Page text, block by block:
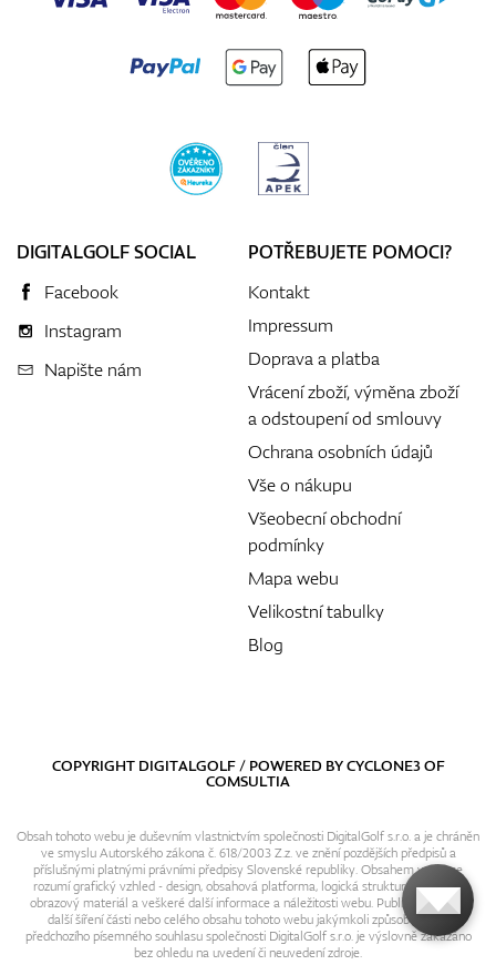
DIGITALGOLF SOCIAL
Facebook
Instagram
Napište nám
POTŘEBUJETE POMOCI?
Kontakt
Impressum
Doprava a platba
Vrácení zboží, výměna zboží
a odstoupení od smlouvy
Ochrana osobních údajů
Vše o nákupu
Všeobecní obchodní
podmínky
Mapa webu
Velikostní tabulky
Blog
COPYRIGHT DIGITALGOLF / POWERED BYCYCLONE3OF
COMSULTIA
Obsah tohoto webu je duševním vlastnictvím společnosti DigitalGolf s.r.o. a je chráněn
ve smyslu Autorského zákona č. 618/2003 Z.z. ve znění pozdějších předpisů a
příslušnými platnými právními předpisy Slovenské republiky. Obsahem webu se
rozumí grafický vzhled - design, obsahová platforma, logická struktura, textový i
obrazový materiál a veškeré další informace a náležitosti webu. Publikování resp.
další šíření části nebo celého obsahu tohoto webu jakýmkoli způsobem bez
předchozího písemného souhlasu společnosti DigitalGolf s.r.o. je výslovně zakázáno
bez ohledu na uvedení či neuvedení zdroje.